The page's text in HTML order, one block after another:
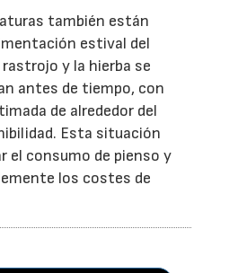
también están
estival del
y la hierba se
antes de tiempo, con
de alrededor del
Esta situación
el consumo de pienso y
los costes de